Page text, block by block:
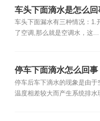
车头下面滴水是怎么回
车头下面漏水有三种情况：1.
了空调,那么就是空调水，这...
停车下面滴水怎么回事
停车后车下滴水的现象是由于
温度相差较大而产生系统排水